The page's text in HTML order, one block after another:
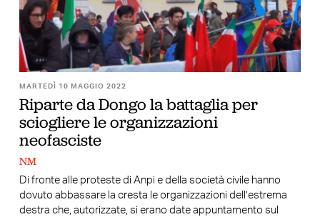
MARTEDÌ 10 MAGGIO 2022
Riparte da Dongo la battaglia per
sciogliere le organizzazioni
neofasciste
NM
Di fronte alle proteste di Anpi e della società civile hanno
dovuto abbassare la cresta le organizzazioni dell’estrema
destra che, autorizzate, si erano date appuntamento sul